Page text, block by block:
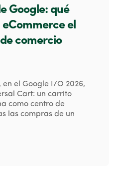
Google: qué
el
comercio
en el Google I/O 2026,
Cart: un carrito
como centro de
las compras de un